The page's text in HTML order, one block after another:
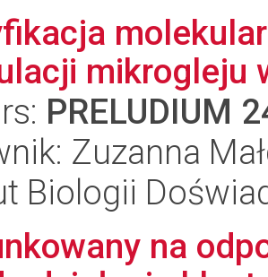
mikrogleju
PRELUDIUM
Zuzanna
Biologii
na